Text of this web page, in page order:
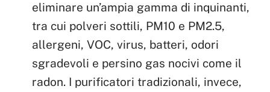
eliminare un’ampia gamma di inquinanti,
tra cui polveri sottili, PM10 e PM2.5,
allergeni, VOC, virus, batteri, odori
sgradevoli e persino gas nocivi come il
radon. I purificatori tradizionali, invece,